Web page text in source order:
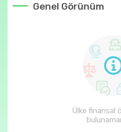
Genel Görünüm
Ülke finansal